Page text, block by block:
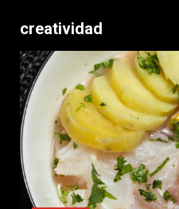
creatividad